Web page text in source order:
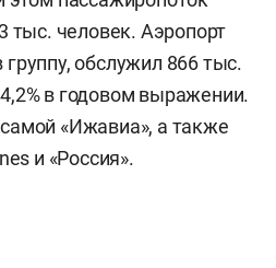
тыс. человек. Аэропорт
обслужил 866 тыс.
в годовом выражении.
«Ижавиа», а также
и «Россия».